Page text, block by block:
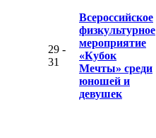
29 -
31
Всероссийское
физкультурное
мероприятие
«Кубок
Мечты» среди
юношей и
девушек